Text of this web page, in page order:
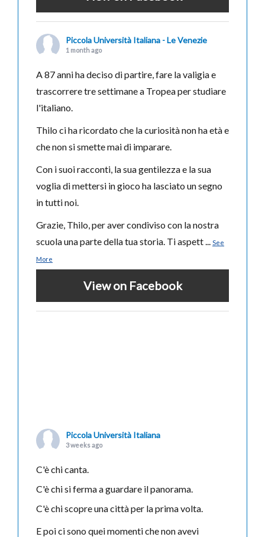
Piccola Università Italiana - Le Venezie
1 month ago
A 87 anni ha deciso di partire, fare la valigia e
trascorrere tre settimane a Tropea per studiare
l'italiano.
Thilo ci ha ricordato che la curiosità non ha età e
che non si smette mai di imparare.
Con i suoi racconti, la sua gentilezza e la sua
voglia di mettersi in gioco ha lasciato un segno
in tutti noi.
Grazie, Thilo, per aver condiviso con la nostra
scuola una parte della tua storia. Ti aspett... See
More
View on Facebook
Piccola Università Italiana
3 weeks ago
C'è chi canta.
C'è chi si ferma a guardare il panorama.
C'è chi scopre una città per la prima volta.
E poi ci sono quei momenti che non avevi